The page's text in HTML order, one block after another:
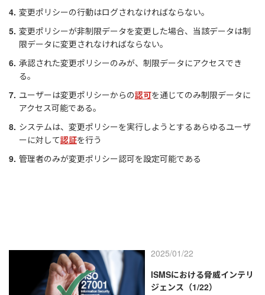
変更ポリシーの行動はログされなければならない。
変更ポリシーが非制限データを変更した場合、当該データは制
限データに変更されなければならない。
承認された変更ポリシーのみが、制限データにアクセスでき
る。
ユーザーは変更ポリシーからの認可を通じてのみ制限データに
アクセス可能である。
システムは、変更ポリシーを実行しようとするあらゆるユーザ
ーに対して認証を行う
管理者のみが変更ポリシー認可を設定可能である
2025/01/22
ISMSにおける脅威インテリ
ジェンス（1/22）